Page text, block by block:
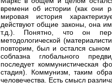
времени об истории (как они
мировая история
действуют общие законы, она
т.д.). Понятно, что он
методологической
повторим, был и остался сыном
соблазна глобального
последует коммунистическая
стадия). Коммунизм, таким
человечества. Есть смысл